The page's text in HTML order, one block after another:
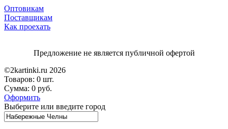
Оптовикам
Поставщикам
Как проехать
Предложение не является публичной офертой
©2kartinki.ru 2026
Товаров: 0 шт.
Сумма: 0 руб.
Оформить
Выберите или введите город